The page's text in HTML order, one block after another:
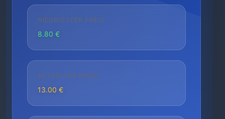
NIEDRIGSTER PREIS
8.80 €
AKTUELLER PREIS
13.00 €